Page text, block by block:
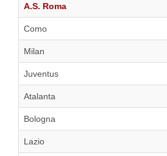
A.S. Roma
Como
Milan
Juventus
Atalanta
Bologna
Lazio